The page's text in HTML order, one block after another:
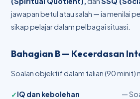
jawapan betul atau salah — ia menilai
sikap pelajar dalam pelbagai situasi.
Bahagian B — Kecerdasan
Soalan objektif dalam talian (90 minit)
IQ dan kebolehan
—